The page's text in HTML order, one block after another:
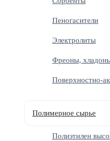
Пеногасители
Электролиты
Фреоны,
Поверхностно-
Полимерное сырье
Полиэтилен